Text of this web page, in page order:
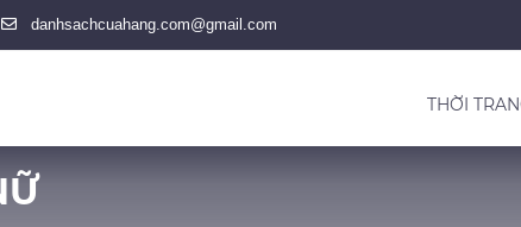
danhsachcuahang.com@gmail.com
THỜI